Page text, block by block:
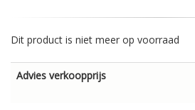
Dit product is niet meer op voorraad
Advies verkoopprijs